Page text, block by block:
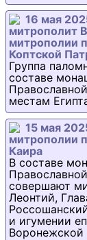
16 мая
митрополит
митрополии
Коптской
Группа
составе
местам
15 мая
митрополии
Каира
В составе
совершают
Леонтий,
и игумении
Воронежской